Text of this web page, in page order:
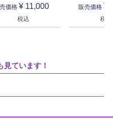
価格 ¥ 11,000
税込
販売価格 ¥
税込
ています！